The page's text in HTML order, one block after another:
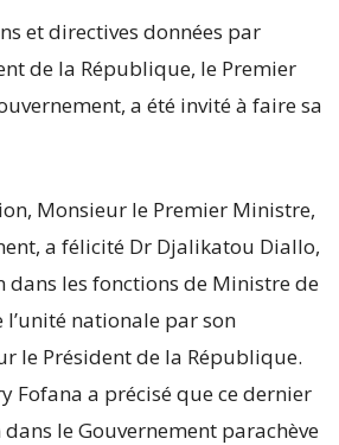
et directives données par
de la République, le Premier
a été invité à faire sa
Monsieur le Premier Ministre,
a félicité Dr Djalikatou Diallo,
les fonctions de Ministre de
l’unité nationale par son
le Président de la République.
Fofana a précisé que ce dernier
le Gouvernement parachève